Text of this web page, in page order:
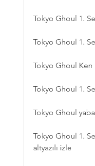
Tokyo Ghoul 1.
Tokyo Ghoul 1.
Tokyo Ghoul Ken
Tokyo Ghoul 1.
Tokyo Ghoul
Tokyo Ghoul 1.
altyazılı izle